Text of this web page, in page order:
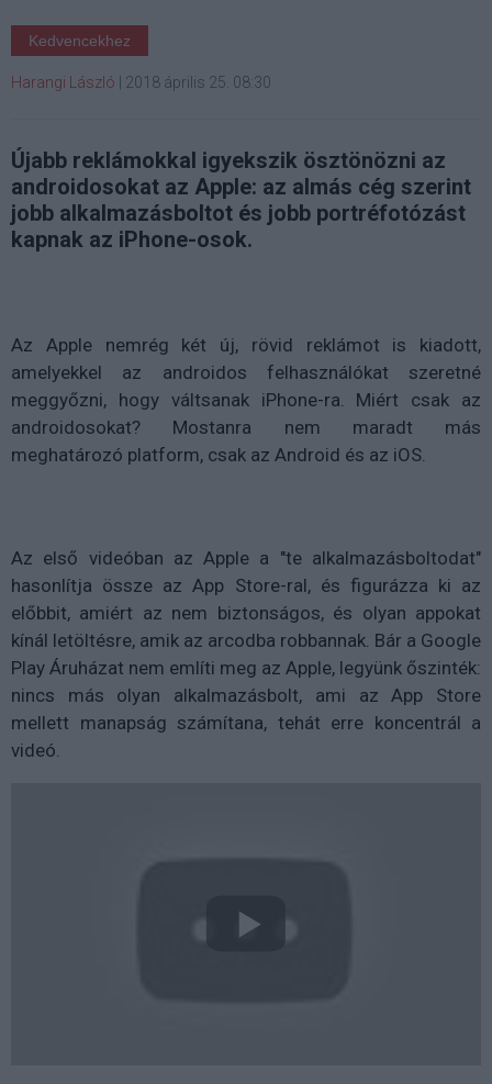
Kedvencekhez
Harangi László 2018 április 25. 08:30
Újabb reklámokkal igyekszik ösztönözni az
androidosokat az Apple: az almás cég szerint
jobb alkalmazásboltot és jobb portréfotózást
kapnak az iPhone-osok.
Az Apple nemrég két új, rövid reklámot is kiadott,
amelyekkel az androidos felhasználókat szeretné
meggyőzni, hogy váltsanak iPhone-ra. Miért csak az
androidosokat? Mostanra nem maradt más
meghatározó platform, csak az Android és az iOS.
Az első videóban az Apple a "te alkalmazásboltodat"
hasonlítja össze az App Store-ral, és figurázza ki az
előbbit, amiért az nem biztonságos, és olyan appokat
kínál letöltésre, amik az arcodba robbannak. Bár a Google
Play Áruházat nem említi meg az Apple, legyünk őszinték:
nincs más olyan alkalmazásbolt, ami az App Store
mellett manapság számítana, tehát erre koncentrál a
videó.